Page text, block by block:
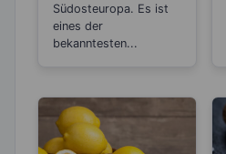
Südosteuropa. Es ist
eines der
bekanntesten...